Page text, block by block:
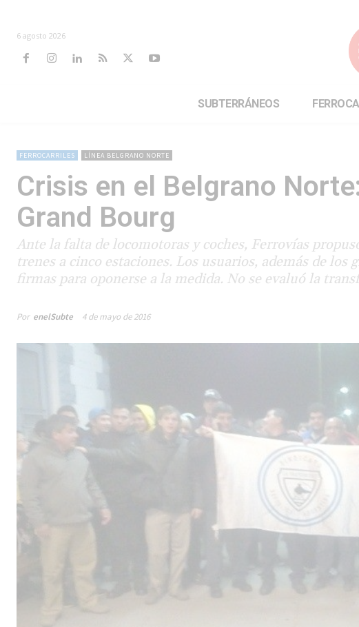
6 agosto 2026
SUBTERRÁNEOS
FERROCARRILES LÍNEA BELGRANO NORTE
Crisis en el Belgrano
Grand Bourg
Ante la falta de locomotoras y coches, Ferrovías
trenes a cinco estaciones. Los usuarios, además de
firmas para oponerse a la medida. No se evaluó la
Por enelSubte 4 de mayo de 2016
Malestar en
la línea F